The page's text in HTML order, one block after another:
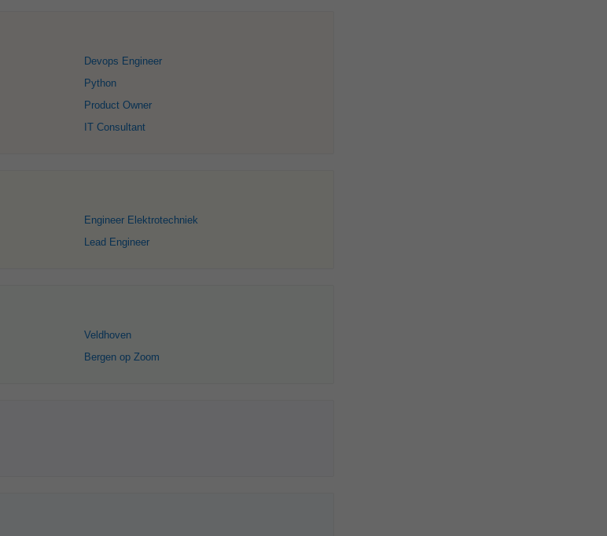
Devops Engineer
Python
Product Owner
IT Consultant
Engineer Elektrotechniek
Lead Engineer
Veldhoven
Bergen op Zoom